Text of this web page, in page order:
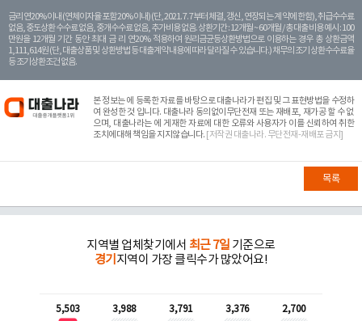
금리 연20% 이내 (연체이자율 포함 20% 이내) (단, 2021. 7. 7부터 체결, 갱신, 연장되는 계 약에 한함), 취급수수료
없음, 중도상환 수수료 없음, 중개수수료 없음, 추가비용 없음. 상환기간 : 12개월 ~ 60개월 / 총 대출 비용 예시 : 100
만원을 12개월 기간 동안 최대 금 리 연20% 적용하여 원리금균등상환방법으로 이용하는 경우 총 상환금액
1,111,614원 (단, 대출상품 및 상환방법 등 대출계약 내용에 따라 달라질 수 있습니다.) 채무의 조기 상환수수료율
등 조기상환조건 없음.
본 정보는에 등록한 자료를 바탕으로 대출나라가 편집 및 그 표현방법을 수정하
여 완성한 것 입니다. 대출나라 동의없이무단전재 또는 재배포, 재가공 할 수 없
으며, 대출나라는 에 게재한 자료에 대한 오류와 사용자가 이를 신뢰하여 취한
조치에대해 책임을 지지않습니다. [저작권 대출나라. 무단전재-재배포 금지]
목록
지역별 업체찾기에서 최근 7일 기준으로
경기 지역이 가장 클릭수가 많았어요!
5,503 3,988 3,791 3,376 2,700